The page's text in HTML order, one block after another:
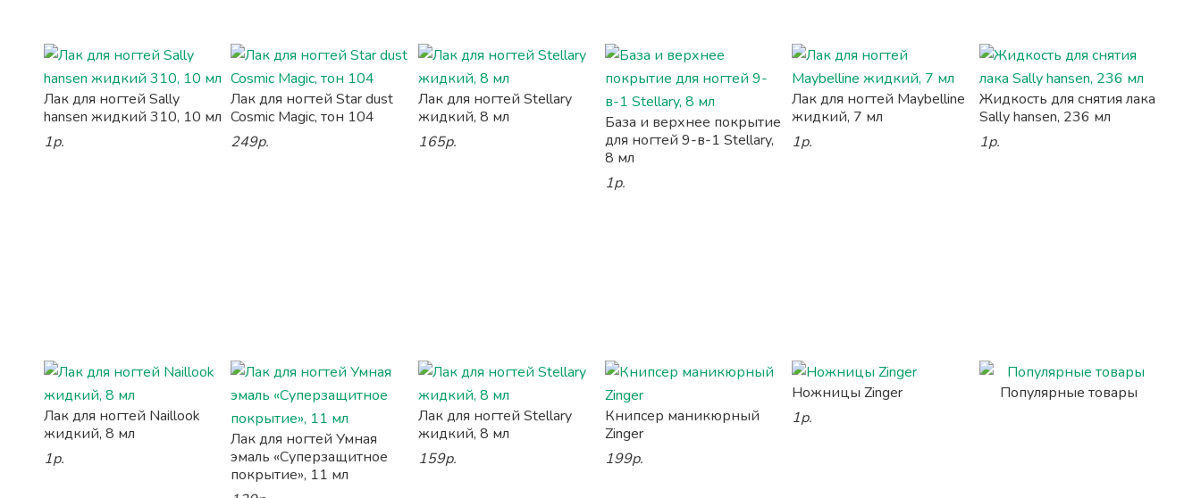
Лак для ногтей Sally
hansen жидкий 310, 10 мл
1р.
Лак для ногтей Star dust
Cosmic Magic, тон 104
249р.
Лак для ногтей Stellary
жидкий, 8 мл
165р.
База и верхнее покрытие
для ногтей 9-в-1 Stellary,
8 мл
1р.
Лак для ногтей Maybelline
жидкий, 7 мл
1р.
Жидкость для снятия лака
Sally hansen, 236 мл
1р.
Лак для ногтей Naillook
жидкий, 8 мл
1р.
Лак для ногтей Умная
эмаль «Суперзащитное
покрытие», 11 мл
Лак для ногтей Stellary
жидкий, 8 мл
159р.
Книпсер маникюрный
Zinger
199р.
Ножницы Zinger
1р.
Популярные товары